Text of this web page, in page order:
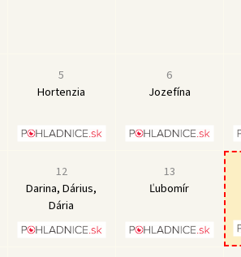
5
Hortenzia
6
Jozefína
12
Darina, Dárius,
Dária
13
Ľubomír